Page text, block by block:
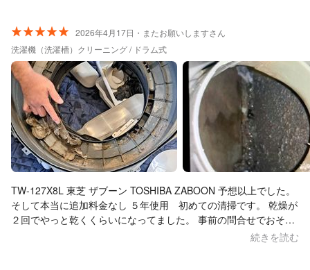
します。 ありがとうございました。
2026年4月17日・またお願いしますさん
洗濯機（洗濯槽）クリーニング / ドラム式
TW-127X8L 東芝 ザブーン TOSHIBA ZABOON 予想以上でした。
そして本当に追加料金なし ５年使用 初めての清掃です。 乾燥が
２回でやっと乾くくらいになってました。 事前の問合せでおそら
くヒートポンプの詰まりが原因と思われるとのことで、ヒートポ
続きを読む